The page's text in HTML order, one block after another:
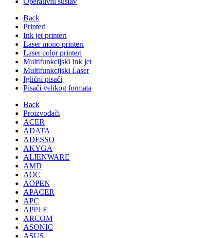
Back
Printeri
Ink jet printeri
Laser mono printeri
Laser color printeri
Multifunkcijski Ink jet
Multifunkcijski Laser
Iglični pisači
Pisači velikog formata
Back
Proizvođači
ACER
ADATA
ADESSO
AKYGA
ALIENWARE
AMD
AOC
AOPEN
APACER
APC
APPLE
ARCOM
ASONIC
ASUS